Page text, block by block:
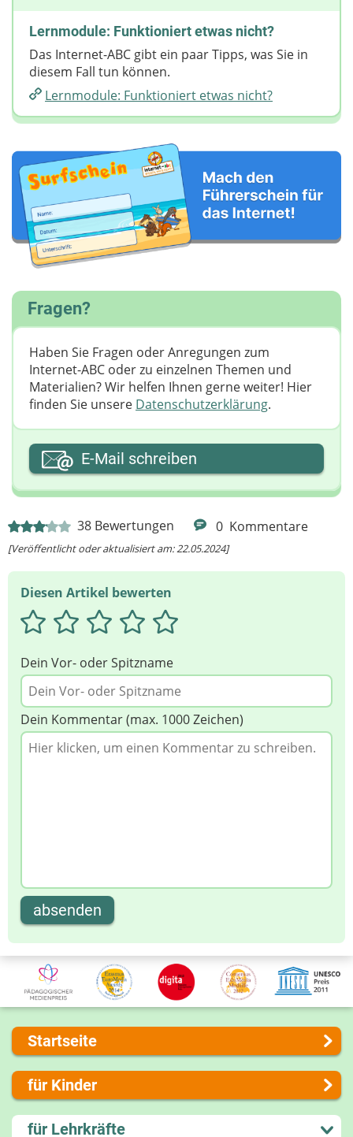
38 Bewertungen 0 Kommentare
[Veröffentlicht oder aktualisiert am: 22.05.2024]
Diesen Artikel bewerten
Dein Vor- oder Spitzname
Dein Kommentar (max. 1000 Zeichen)
absenden
Lernmodule: Funktioniert etwas nicht?
Das Internet-ABC gibt ein paar Tipps, was Sie in
diesem Fall tun können.
Lernmodule: Funktioniert etwas nicht?
Fragen?
Haben Sie Fragen oder Anregungen zum
Internet-ABC oder zu einzelnen Themen und
Materialien? Wir helfen Ihnen gerne weiter! ​Hier
finden Sie unsere Datenschutzerklärung.
Ihre E-Mail-Adresse
Ihre Nachricht
E-Mail schreiben
Startseite
Über uns
Presse
Kontakt
für Kinder
Lernen und Schule
für Lehrkräfte